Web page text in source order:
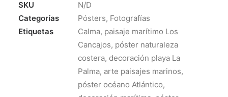
en
Los
Cancajos
SKU
N/D
Categorías
Pósters, Fotografías
Etiquetas
Calma, paisaje marítimo Los
Cancajos, póster naturaleza
costera, decoración playa La
Palma, arte paisajes marinos,
póster océano Atlántico,